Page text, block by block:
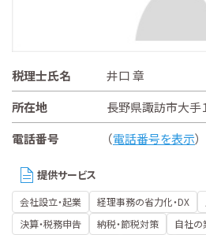
税理士氏名
井口 章
所在地
長野県諏訪市大手
電話番号
（電話番号を表示）
提供サービス
会社設立・起業 経理事務の省力化・DX
決算・税務申告
納税・節税対策 自社の